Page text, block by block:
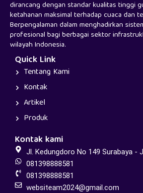
dirancang dengan standar kualitas tinggi
ketahanan maksimal terhadap cuaca dan
Berpengalaman dalam menghadirkan
profesional bagi berbagai sektor
wilayah Indonesia.
Quick Link
Tentang Kami
Kontak
Artikel
Produk
Kontak kami
Jl. Kedungdoro No 149 Surabaya -
081398888581
081398888581
websiteam2024@gmail.com